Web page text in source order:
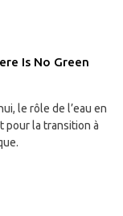
Is No Green
le rôle de l’eau en
pour la transition à